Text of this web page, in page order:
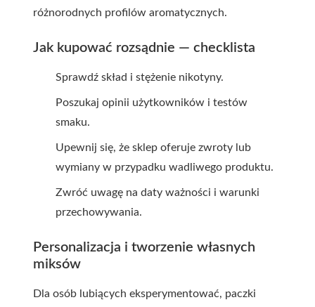
różnorodnych profilów aromatycznych.
Jak kupować rozsądnie — checklista
Sprawdź skład i stężenie nikotyny.
Poszukaj opinii użytkowników i testów
smaku.
Upewnij się, że sklep oferuje zwroty lub
wymiany w przypadku wadliwego produktu.
Zwróć uwagę na daty ważności i warunki
przechowywania.
Personalizacja i tworzenie własnych
miksów
Dla osób lubiących eksperymentować, paczki